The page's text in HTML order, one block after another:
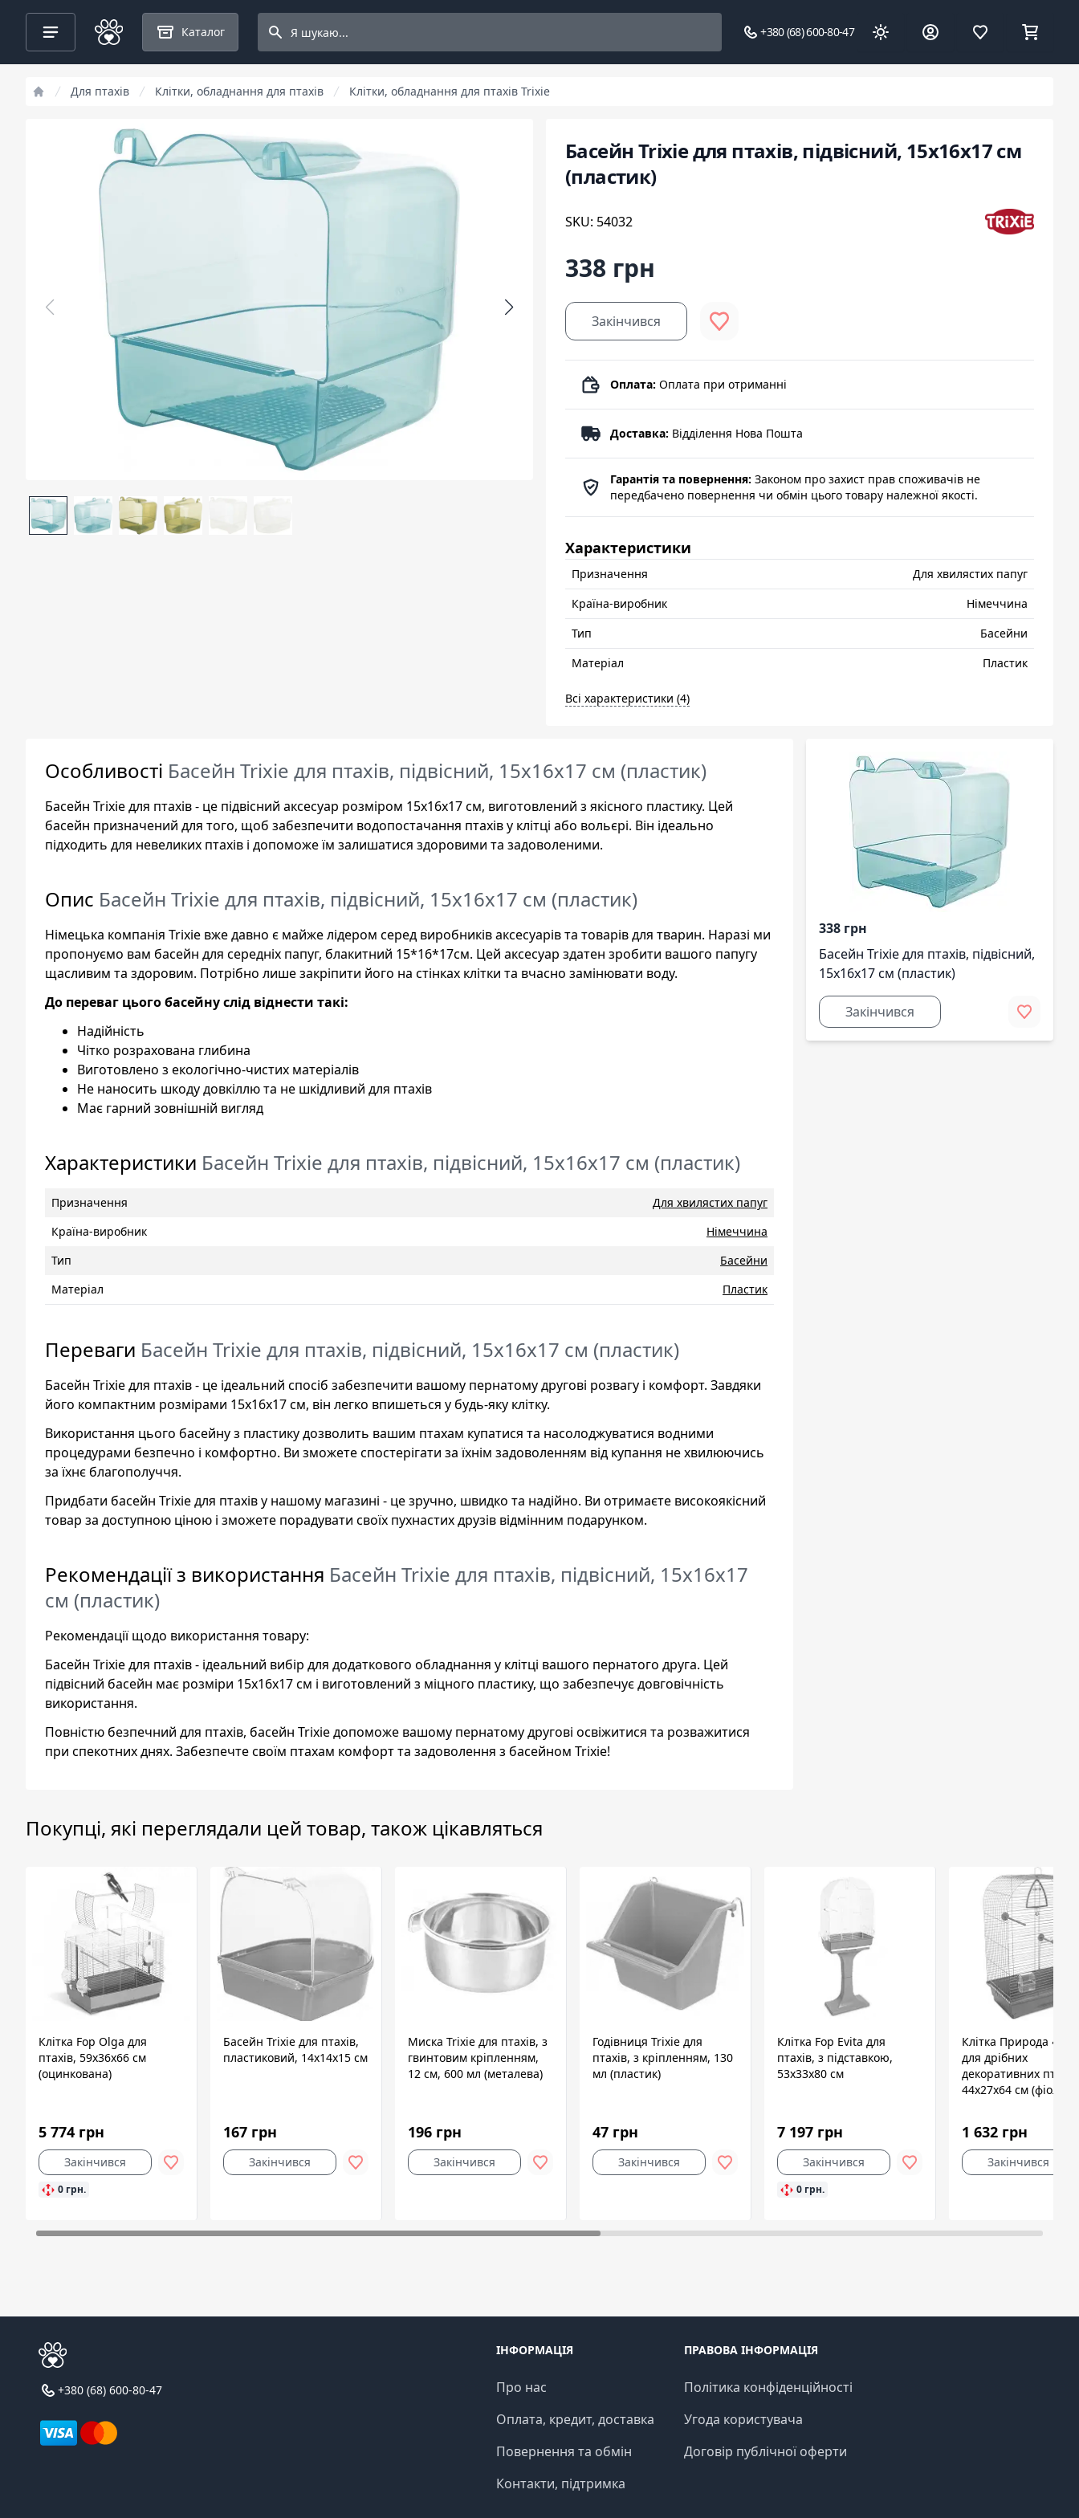
Каталог
Search projects
+380 (68) 600-80-47
Для птахів Клітки, обладнання для птахів Клітки, обладнання для птахів Trixie
Басейн Trixie для птахів, підвісний, 15x16x17 см
(пластик)
SKU: 54032
338 грн
Закінчився
Оплата: Оплата при отриманні
Доставка: Відділення Нова Пошта
Гарантія та повернення: Законом про захист прав споживачів не
передбачено повернення чи обмін цього товару належної якості.
Характеристики
Призначення
Для хвилястих папуг
Країна-виробник
Нiмеччина
Тип
Басейни
Матеріал
Пластик
Всі характеристики (4)
Особливості Басейн Trixie для птахів, підвісний, 15x16x17 см (пластик)
Басейн Trixie для птахів - це підвісний аксесуар розміром 15x16x17 см, виготовлений з якісного пластику. Цей
басейн призначений для того, щоб забезпечити водопостачання птахів у клітці або вольєрі. Він ідеально
підходить для невеликих птахів і допоможе їм залишатися здоровими та задоволеними.
Опис Басейн Trixie для птахів, підвісний, 15x16x17 см (пластик)
Німецька компанія Trixie вже давно є майже лідером серед виробників аксесуарів та товарів для тварин. Наразі ми
пропонуємо вам басейн для середніх папуг, блакитний 15*16*17см. Цей аксесуар здатен зробити вашого папугу
щасливим та здоровим. Потрібно лише закріпити його на стінках клітки та вчасно замінювати воду.
До переваг цього басейну слід віднести такі:
Надійність
Чітко розрахована глибина
Виготовлено з екологічно-чистих матеріалів
Не наносить шкоду довкіллю та не шкідливий для птахів
Має гарний зовнішній вигляд
Характеристики Басейн Trixie для птахів, підвісний, 15x16x17 см (пластик)
Призначення
Для хвилястих папуг
Країна-виробник
Нiмеччина
Тип
Басейни
Матеріал
Пластик
Переваги Басейн Trixie для птахів, підвісний, 15x16x17 см (пластик)
Басейн Trixie для птахів - це ідеальний спосіб забезпечити вашому пернатому другові розвагу і комфорт. Завдяки
його компактним розмірами 15x16x17 см, він легко впишеться у будь-яку клітку.
Використання цього басейну з пластику дозволить вашим птахам купатися та насолоджуватися водними
процедурами безпечно і комфортно. Ви зможете спостерігати за їхнім задоволенням від купання не хвилюючись
за їхнє благополуччя.
Придбати басейн Trixie для птахів у нашому магазині - це зручно, швидко та надійно. Ви отримаєте високоякісний
товар за доступною ціною і зможете порадувати своїх пухнастих друзів відмінним подарунком.
Рекомендації з використання Басейн Trixie для птахів, підвісний, 15x16x17
см (пластик)
Рекомендації щодо використання товару:
Басейн Trixie для птахів - ідеальний вибір для додаткового обладнання у клітці вашого пернатого друга. Цей
підвісний басейн має розміри 15x16x17 см і виготовлений з міцного пластику, що забезпечує довговічність
використання.
Повністю безпечний для птахів, басейн Trixie допоможе вашому пернатому другові освіжитися та розважитися
при спекотних днях. Забезпечте своїм птахам комфорт та задоволення з басейном Trixie!
338 грн
Басейн Trixie для птахів, підвісний,
15x16x17 см (пластик)
Закінчився
Покупці, які переглядали цей товар, також цікавляться
Клітка Fop Olga для
птахів, 59х36х66 см
(оцинкована)
5 774 грн
Закінчився
0 грн.
Басейн Trixie для птахів,
пластиковий, 14х14х15 см
167 грн
Закінчився
Миска Trixie для птахів, з
гвинтовим кріпленням,
12 см, 600 мл (металева)
196 грн
Закінчився
Годівниця Trixie для
птахів, з кріпленням, 130
мл (пластик)
47 грн
Закінчився
Клітка Fop Evita для
птахів, з підставкою,
53x33x80 см
7 197 грн
Закінчився
0 грн.
Клітка Природа
для дрібних
декоративних птахів
44x27x64 см
1 632 грн
Закінчився
+380 (68) 600-80-47
ІНФОРМАЦІЯ
Про нас
Оплата, кредит, доставка
Повернення та обмін
Контакти, підтримка
ПРАВОВА ІНФОРМАЦІЯ
Політика конфіденційності
Угода користувача
Договір публічної оферти